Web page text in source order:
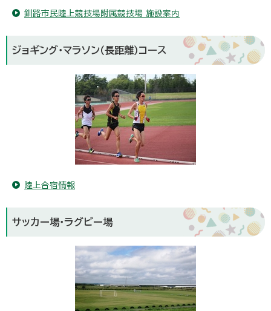
釧路市民陸上競技場附属競技場 施設案内
ジョギング・マラソン（長距離）コース
陸上合宿情報
サッカー場・ラグビー場